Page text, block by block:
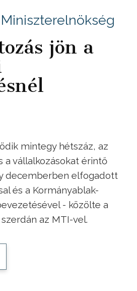
jön a
mintegy hétszáz, az
a vállalkozásokat érintő
decemberben elfogadott
és a Kormányablak-
- közölte a
az MTI-vel.